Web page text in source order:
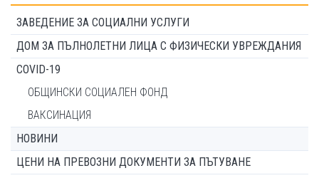
ЗАВЕДЕНИЕ ЗА СОЦИАЛНИ УСЛУГИ
ДОМ ЗА ПЪЛНОЛЕТНИ ЛИЦА С ФИЗИЧЕСКИ УВРЕЖДАНИЯ
COVID-19
ОБЩИНСКИ СОЦИАЛЕН ФОНД
ВАКСИНАЦИЯ
НОВИНИ
ЦЕНИ НА ПРЕВОЗНИ ДОКУМЕНТИ ЗА ПЪТУВАНЕ